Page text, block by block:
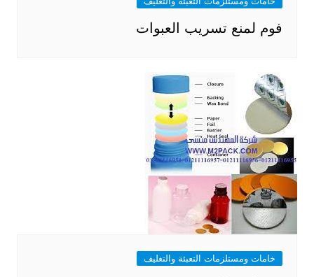
فوم لمنع تسريب العبوات
خامات ومستلزمات التعبئة والتغليف